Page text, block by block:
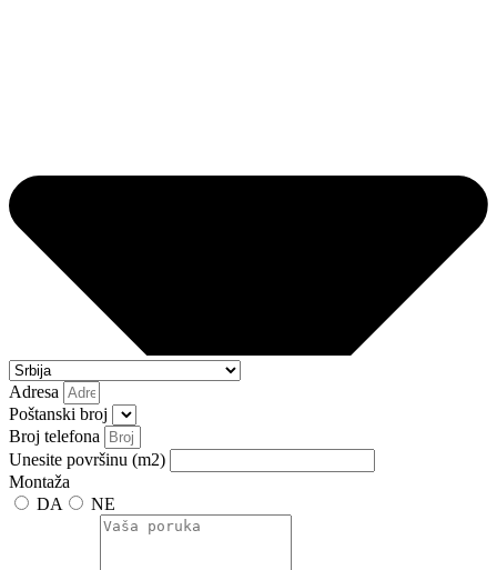
Adresa
Poštanski broj
Broj telefona
Unesite površinu (m2)
Montaža
DA
NE